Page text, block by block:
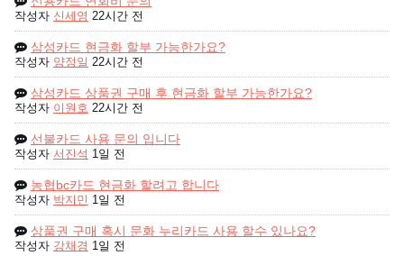
작성자 신세영 22시간 전
삼성카드 현금화 할부 가능한가요?
작성자 양정일 22시간 전
삼성카드 상품권 구매 후 현금화 할부 가능한가요?
작성자 이원호 22시간 전
선불카드 사용 문의 입니다
작성자 서진석 1일 전
농협bc카드 현금화 할려고 합니다
작성자 박지민 1일 전
상품권 구매 혹시 문화 누리카드 사용 할수 있나요?
작성자 강채경 1일 전